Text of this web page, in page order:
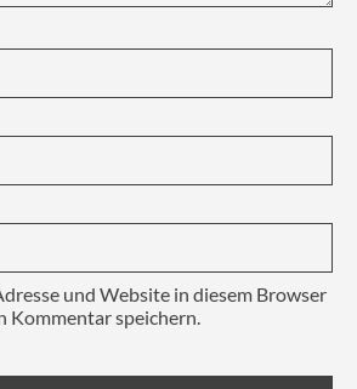
und Website in diesem Browser
Kommentar speichern.